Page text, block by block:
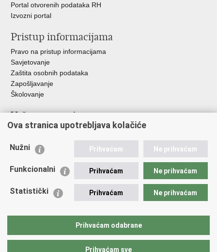
Portal otvorenih podataka RH
Izvozni portal
Pristup informacijama
Pravo na pristup informacijama
Savjetovanje
Zaštita osobnih podataka
Zapošljavanje
Školovanje
Važne poveznice
Ministarstvo unutarnjih poslova
Udruge
Policijska akademija
Zaklada policijske solidarnosti
Vučetić"
Ova stranica upotrebljava kolačiće
Nužni Prihvaćam Ne prihvaćam
Funkcionalni Prihvaćam Ne prihvaćam
Statistički Prihvaćam Ne prihvaćam
Prihvaćam odabrane
Prihvaćam sve